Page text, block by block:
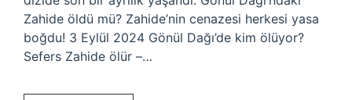
Zahide öldü mü? Zahide’nin cenazesi herkesi yasa
boğdu! 3 Eylül 2024 Gönül Dağı’de kim ölüyor?
Sefers Zahide ölür –…